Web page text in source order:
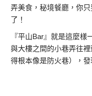
弄美食，秘境餐廳，你
了！
『平山Bar』就是這麼
與大樓之間的小巷弄往
得根本像是防火巷），